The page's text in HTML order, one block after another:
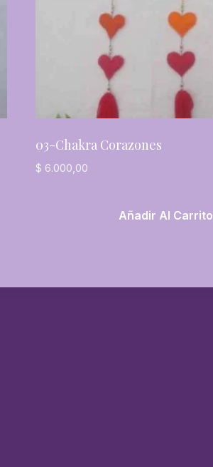
03-Chakra Corazones
$ 6.000,00
Añadir Al Carrito